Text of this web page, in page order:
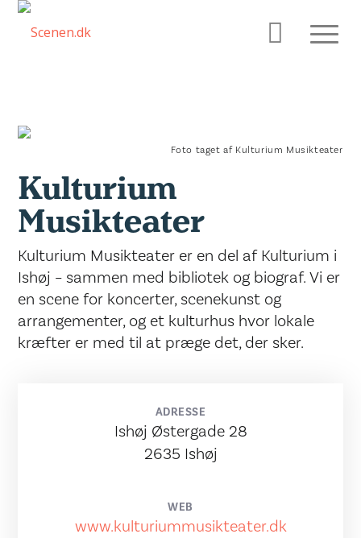
Foto taget af Kulturium Musikteater
Kulturium
Musikteater
Kulturium Musikteater er en del af Kulturium i
Ishøj – sammen med bibliotek og biograf. Vi er
en scene for koncerter, scenekunst og
arrangementer, og et kulturhus hvor lokale
kræfter er med til at præge det, der sker.
ADRESSE
Ishøj Østergade 28
2635 Ishøj
WEB
www.kulturiummusikteater.dk